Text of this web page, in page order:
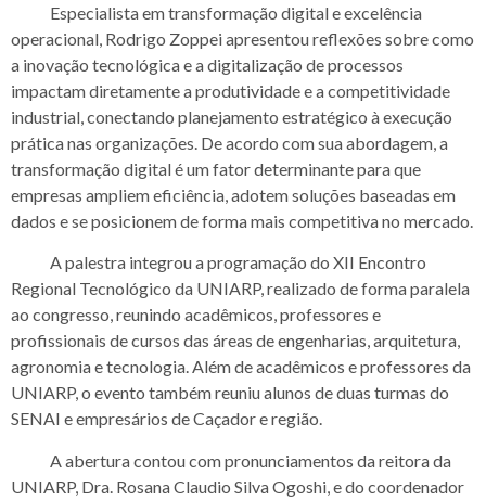
Especialista em transformação digital e excelência
operacional, Rodrigo Zoppei apresentou reflexões sobre como
a inovação tecnológica e a digitalização de processos
impactam diretamente a produtividade e a competitividade
industrial, conectando planejamento estratégico à execução
prática nas organizações. De acordo com sua abordagem, a
transformação digital é um fator determinante para que
empresas ampliem eficiência, adotem soluções baseadas em
dados e se posicionem de forma mais competitiva no mercado.
A palestra integrou a programação do XII Encontro
Regional Tecnológico da UNIARP, realizado de forma paralela
ao congresso, reunindo acadêmicos, professores e
profissionais de cursos das áreas de engenharias, arquitetura,
agronomia e tecnologia. Além de acadêmicos e professores da
UNIARP, o evento também reuniu alunos de duas turmas do
SENAI e empresários de Caçador e região.
A abertura contou com pronunciamentos da reitora da
UNIARP, Dra. Rosana Claudio Silva Ogoshi, e do coordenador